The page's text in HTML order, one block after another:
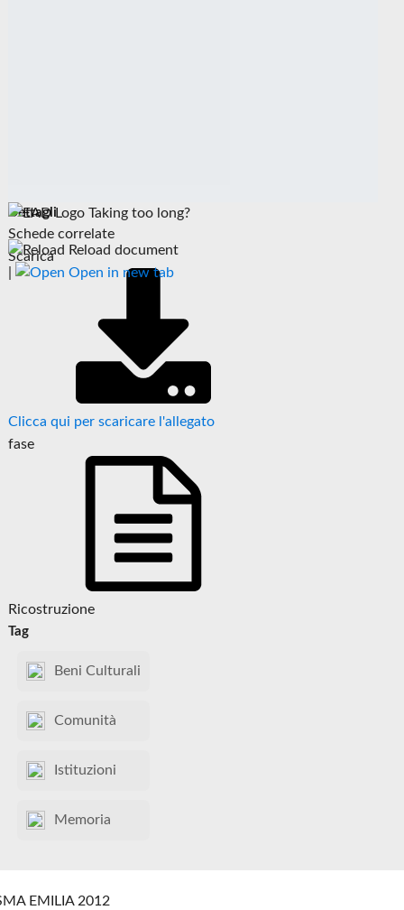
Taking too long?
Reload document
Open in new tab
Dettagli
Schede correlate
Scarica
Clicca qui per scaricare l'allegato
fase
Ricostruzione
Tag
Beni Culturali
Comunità
Istituzioni
Memoria
EMILIA 2012